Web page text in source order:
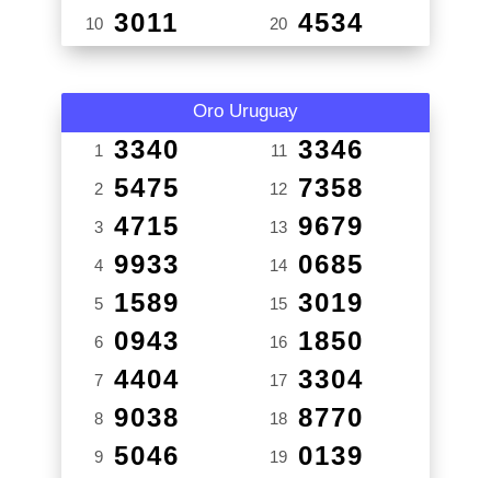
10 3011 20 4534
Oro Uruguay
1 3340
2 5475
3 4715
4 9933
5 1589
6 0943
7 4404
8 9038
9 5046
11 3346
12 7358
13 9679
14 0685
15 3019
16 1850
17 3304
18 8770
19 0139